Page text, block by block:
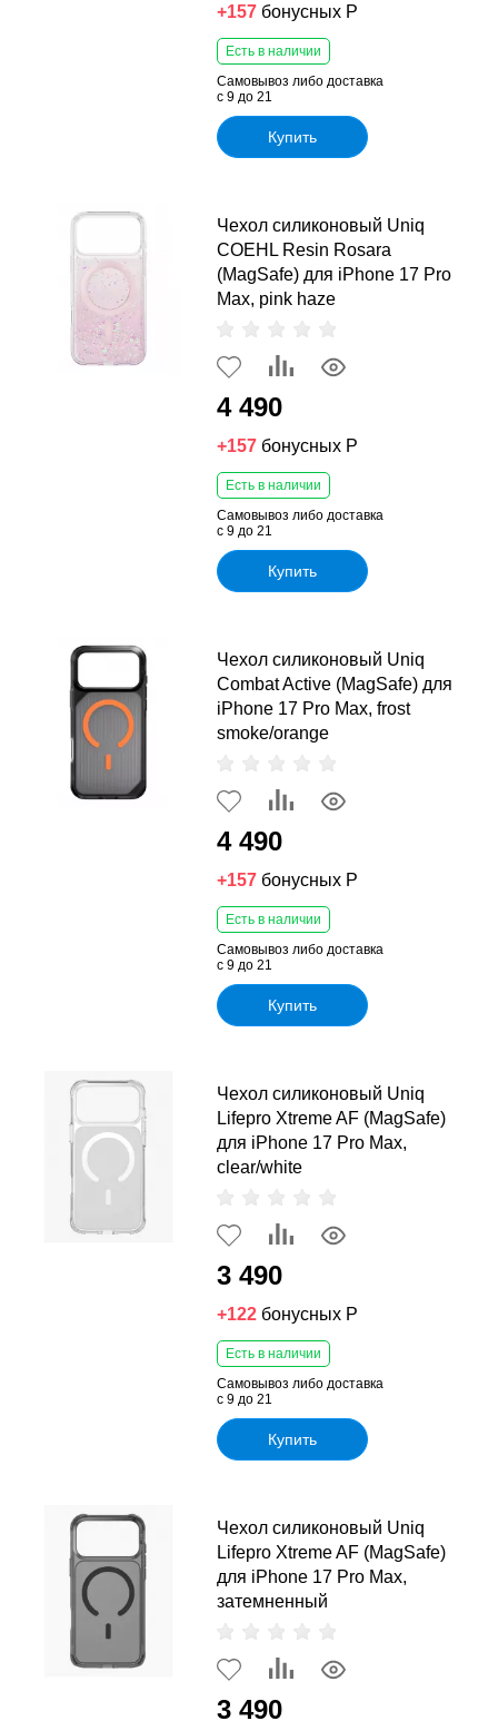
+157 бонусных Р
Есть в наличии
Самовывоз либо доставка
с 9 до 21
Купить
Чехол силиконовый Uniq
COEHL Resin Rosara
(MagSafe) для iPhone 17 Pro
Max, pink haze
4 490
+157 бонусных Р
Есть в наличии
Самовывоз либо доставка
с 9 до 21
Купить
Чехол силиконовый Uniq
Combat Active (MagSafe) для
iPhone 17 Pro Max, frost
smoke/orange
4 490
+157 бонусных Р
Есть в наличии
Самовывоз либо доставка
с 9 до 21
Купить
Чехол силиконовый Uniq
Lifepro Xtreme AF (MagSafe)
для iPhone 17 Pro Max,
clear/white
3 490
+122 бонусных Р
Есть в наличии
Самовывоз либо доставка
с 9 до 21
Купить
Чехол силиконовый Uniq
Lifepro Xtreme AF (MagSafe)
для iPhone 17 Pro Max,
затемненный
3 490